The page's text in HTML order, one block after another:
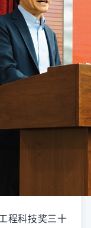
程科技奖三十